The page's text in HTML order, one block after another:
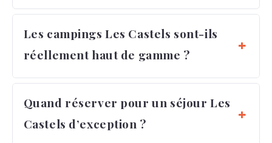
Les campings Les Castels sont-ils
réellement haut de gamme ?
Quand réserver pour un séjour Les
Castels d’exception ?